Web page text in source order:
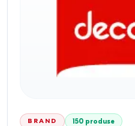
BRAND 150 produse